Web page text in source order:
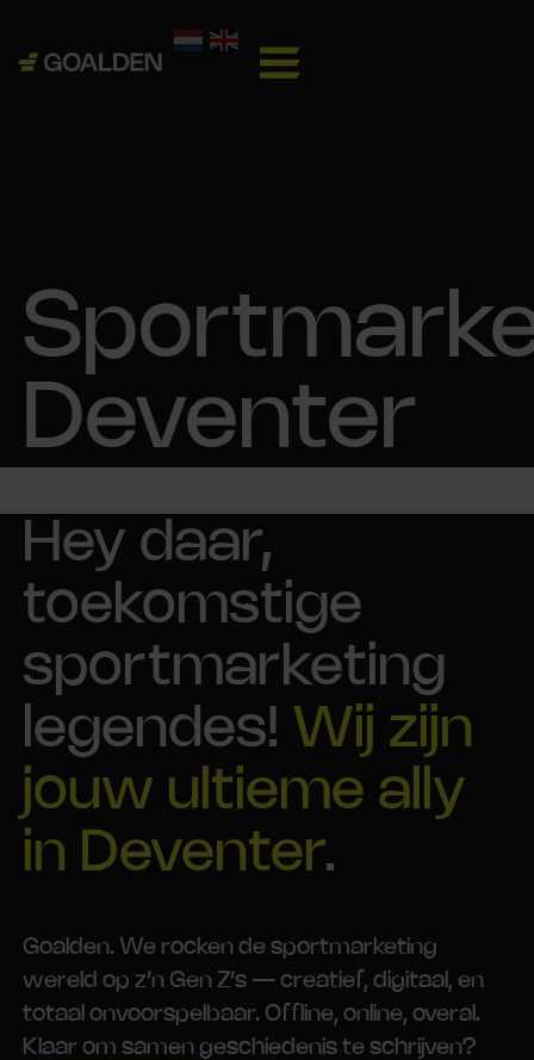
Deventer
Hey daar,
toekomstige
sportmarketing
legendes! Wij zijn
jouw ultieme ally
in Deventer.
Goalden. We rocken de sportmarketing
wereld op z’n Gen Z’s — creatief, digitaal, en
totaal onvoorspelbaar. Offline, online, overal.
Klaar om samen geschiedenis te schrijven?